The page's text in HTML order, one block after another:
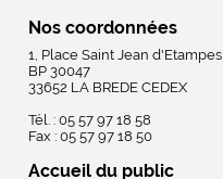
Nos coordonnées
1, Place Saint Jean d'Etampes
BP 30047
33652 LA BREDE CEDEX
Tél. : 05 57 97 18 58
Fax : 05 57 97 18 50
Accueil du public